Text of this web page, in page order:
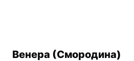
Венера (Смородина)